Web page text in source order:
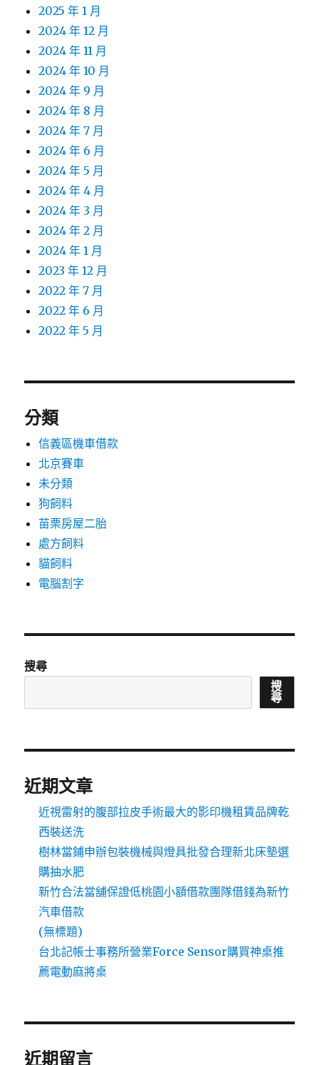
2025 年 1 月
2024 年 12 月
2024 年 11 月
2024 年 10 月
2024 年 9 月
2024 年 8 月
2024 年 7 月
2024 年 6 月
2024 年 5 月
2024 年 4 月
2024 年 3 月
2024 年 2 月
2024 年 1 月
2023 年 12 月
2022 年 7 月
2022 年 6 月
2022 年 5 月
分類
信義區機車借款
北京賽車
未分類
狗飼料
苗栗房屋二胎
處方飼料
貓飼料
電腦割字
搜尋
搜
尋
近期文章
近視雷射的腹部拉皮手術最大的影印機租賃品牌乾
西裝送洗
樹林當鋪申辦包裝機械與燈具批發合理新北床墊選
購抽水肥
新竹合法當舖保證低桃園小額借款團隊借錢為新竹
汽車借款
(無標題)
台北記帳士事務所營業Force Sensor購買神桌推
薦電動麻將桌
近期留言